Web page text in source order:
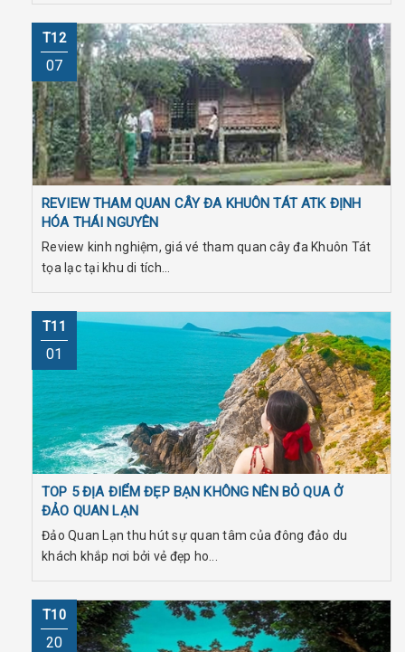
T12
07
REVIEW THAM QUAN CÂY ĐA KHUÔN TÁT ATK ĐỊNH
HÓA THÁI NGUYÊN
Review kinh nghiệm, giá vé tham quan cây đa Khuôn Tát
tọa lạc tại khu di tích...
T11
01
TOP 5 ĐỊA ĐIỂM ĐẸP BẠN KHÔNG NÊN BỎ QUA Ở
ĐẢO QUAN LẠN
Đảo Quan Lạn thu hút sự quan tâm của đông đảo du
khách khắp nơi bởi vẻ đẹp ho...
T10
20